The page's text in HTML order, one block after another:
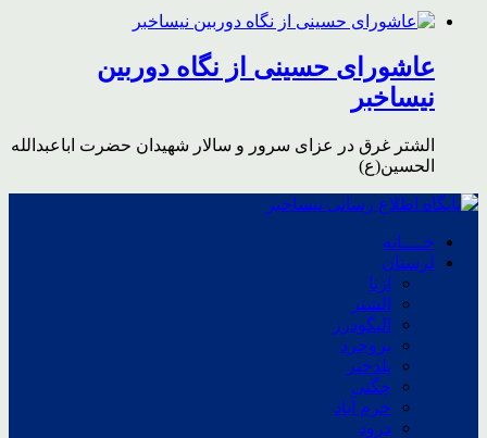
عاشورای حسینی از نگاه دوربین
نیساخبر
الشتر غرق در عزای سرور و سالار شهیدان حضرت اباعبدالله
الحسین(ع)
خــــانه
لرستان
ازنا
الشتر
الیگودرز
بروجرد
پلدختر
چگنی
خرم آباد
درود